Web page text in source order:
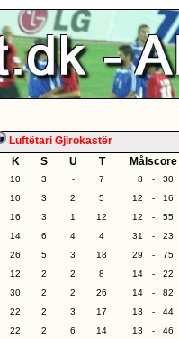
Luftëtari Gjirokastër
K S U T Målscore
10 3 - 7 8 - 30
10 3 2 5 12 - 16
16 3 1 12 12 - 55
14 6 4 4 31 - 23
26 5 3 18 29 - 75
12 2 2 8 14 - 22
30 2 2 26 14 - 82
22 2 3 17 13 - 44
22 2 6 14 13 - 46